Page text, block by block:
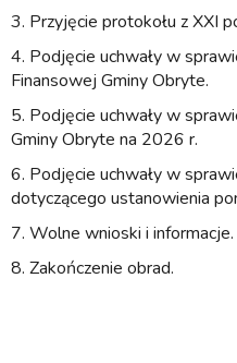
3. Przyjęcie protokołu z XXI
4. Podjęcie uchwały w
Finansowej Gminy Obryte.
5. Podjęcie uchwały w
Gminy Obryte na 2026 r.
6. Podjęcie uchwały w
dotyczącego ustanowienia
7. Wolne wnioski i informacje.
8. Zakończenie obrad.